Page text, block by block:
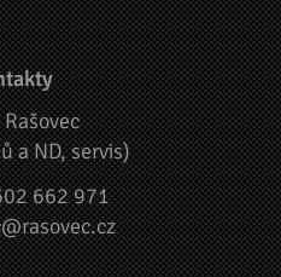
a ND, servis)
662 971